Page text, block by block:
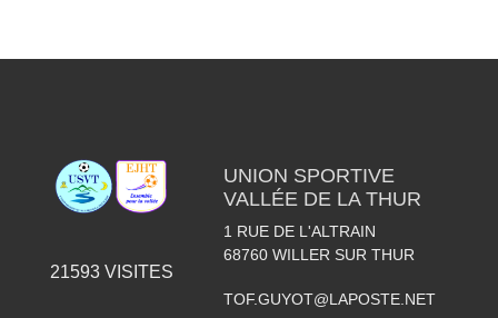
21593VISITES
UNION SPORTIVE
VALLÉE DE LA THUR
1 RUE DE L'ALTRAIN
68760 WILLER SUR THUR
TOF.GUYOT@LAPOSTE.NET